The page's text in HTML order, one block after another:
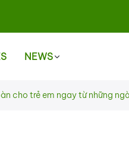
NEWS
cho trẻ em ngay từ những